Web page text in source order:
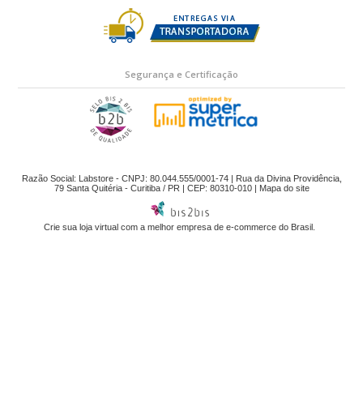
Segurança e Certificação
Razão Social: Labstore - CNPJ: 80.044.555/0001-74 | Rua da Divina Providência,
79 Santa Quitéria - Curitiba / PR | CEP: 80310-010 | Mapa do site
Crie sua loja virtual com a melhor empresa de e-commerce do Brasil.